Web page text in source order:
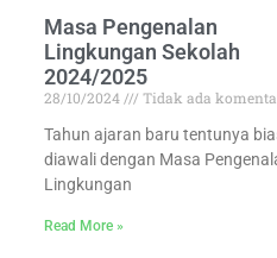
Masa Pengenalan
Lingkungan Sekolah
2024/2025
28/10/2024
Tidak ada
Tahun ajaran baru tentunya
diawali dengan Masa
Lingkungan
Read More »